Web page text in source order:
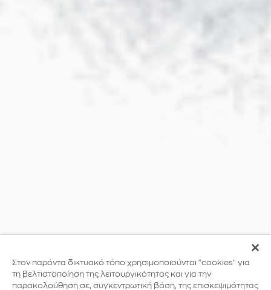
Στον παρόντα δικτυακό τόπο χρησιμοποιούνται "cookies" για
τη βελτιστοποίηση της λειτουργικότητας και για την
παρακολούθηση σε, συγκεντρωτική βάση, της επισκεψιμότητας